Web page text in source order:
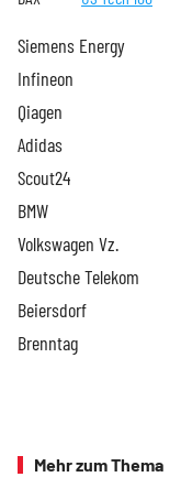
Siemens Energy
Infineon
Qiagen
Adidas
Scout24
BMW
Volkswagen Vz.
Deutsche Telekom
Beiersdorf
Brenntag
Mehr zum Thema